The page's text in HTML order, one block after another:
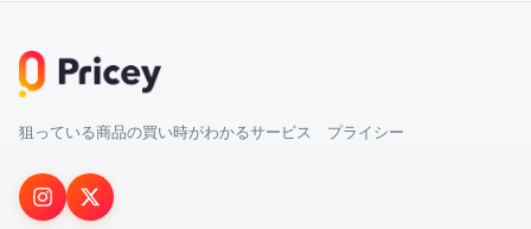
狙っている商品の買い時がわかるサービス プライシー